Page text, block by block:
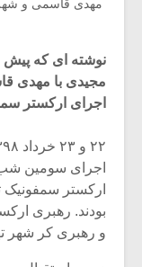
مهدی قاسمی و
نوشته ای که پیش
مجیدی با مهدی
اجرای ارکستر
اجرای سومین
ارکستر سمفونیک
بودند. رهبری
و رهبری کر شهر